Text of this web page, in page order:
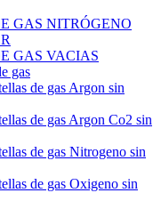
GAS NITRÓGENO
GAS VACIAS
gas
de gas Argon sin
de gas Argon Co2 sin
de gas Nitrogeno sin
de gas Oxigeno sin